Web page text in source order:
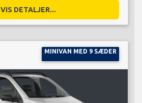
VIS DETALJER...
MINIVAN MED 9 SÆDER